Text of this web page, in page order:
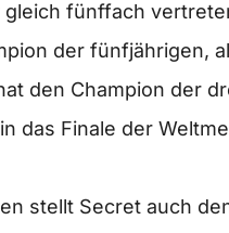
fünffach
der fünfjährigen,
den Champion der
das Finale der
stellt Secret auch